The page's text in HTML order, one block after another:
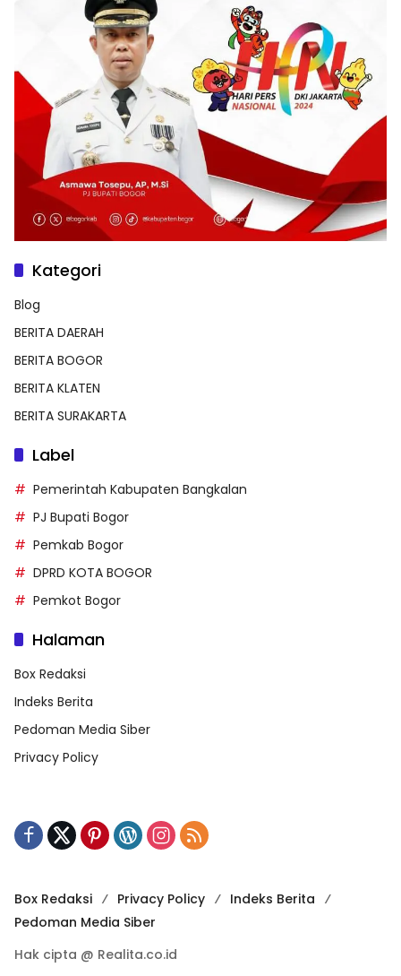
Kategori
Blog
BERITA DAERAH
BERITA BOGOR
BERITA KLATEN
BERITA SURAKARTA
Label
Pemerintah Kabupaten Bangkalan
PJ Bupati Bogor
Pemkab Bogor
DPRD KOTA BOGOR
Pemkot Bogor
Halaman
Box Redaksi
Indeks Berita
Pedoman Media Siber
Privacy Policy
Box Redaksi Privacy Policy
Indeks Berita
Pedoman Media Siber
Hak cipta @ Realita.co.id